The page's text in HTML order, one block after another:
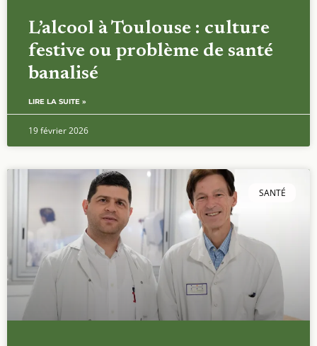
L’alcool à Toulouse : culture
festive ou problème de santé
banalisé
LIRE LA SUITE »
19 février 2026
SANTÉ